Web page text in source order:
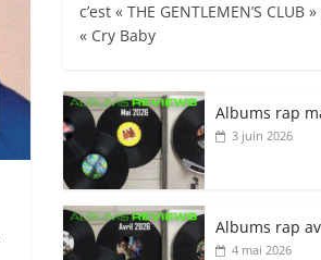
c’est « THE GENTLEMEN’S CLUB
« Cry Baby
Albums rap
3 juin 2026
Albums rap
4 mai 2026